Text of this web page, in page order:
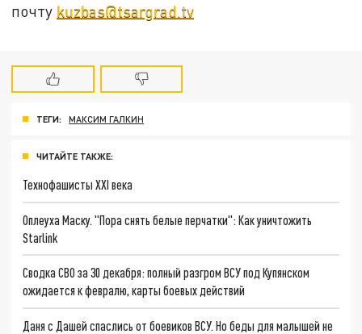
почту kuzbas@tsargrad.tv
ТЕГИ: МАКСИМ ГАЛКИН
ЧИТАЙТЕ ТАКЖЕ:
Технофашисты XXI века
Оплеуха Маску. "Пора снять белые перчатки": Как уничтожить
Starlink
Сводка СВО за 30 декабря: полный разгром ВСУ под Купянском
ожидается к февралю, карты боевых действий
Даня с Дашей спаслись от боевиков ВСУ. Но беды для малышей не